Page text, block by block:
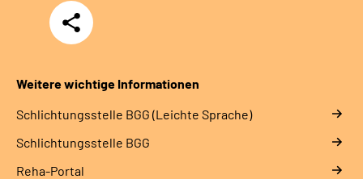
Teilen
Weitere wichtige Informationen
Schlich­tungs­stel­le BGG (Leichte Sprache)
Schlich­tungs­stel­le BGG
Reha-Portal